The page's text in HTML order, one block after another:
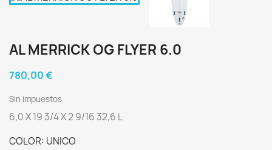
AL MERRICK OG FLYER 6.0
780,00 €
Sin impuestos
6,0 X 19 3/4 X 2 9/16 32,6 L
COLOR: UNICO